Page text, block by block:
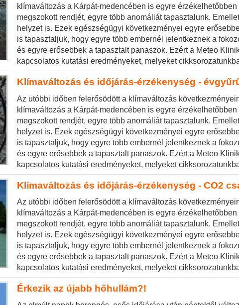
klímaváltozás a Kárpát-medencében is egyre
megszokott rendjét, egyre több anomáliát tapasztalunk.
helyzet is. Ezek egészségügyi következményei egyre
is tapasztaljuk, hogy egyre több embernél jelentkeznek a
és egyre erősebbek a tapasztalt panaszok. Ezért a Meteo
kapcsolatos kutatási eredményeket, melyeket
Klímaváltozás és időjárás-érzékenység -
Az utóbbi időben felerősödött a klímaváltozás
klímaváltozás a Kárpát-medencében is egyre
megszokott rendjét, egyre több anomáliát tapasztalunk.
helyzet is. Ezek egészségügyi következményei egyre
is tapasztaljuk, hogy egyre több embernél jelentkeznek a
és egyre erősebbek a tapasztalt panaszok. Ezért a Meteo
kapcsolatos kutatási eredményeket, melyeket
Klímaváltozás és időjárás-érzékenység - CO2
Az utóbbi időben felerősödött a klímaváltozás
klímaváltozás a Kárpát-medencében is egyre
megszokott rendjét, egyre több anomáliát tapasztalunk.
helyzet is. Ezek egészségügyi következményei egyre
is tapasztaljuk, hogy egyre több embernél jelentkeznek a
és egyre erősebbek a tapasztalt panaszok. Ezért a Meteo
kapcsolatos kutatási eredményeket, melyeket
Érkezik az újabb hőhullám?!